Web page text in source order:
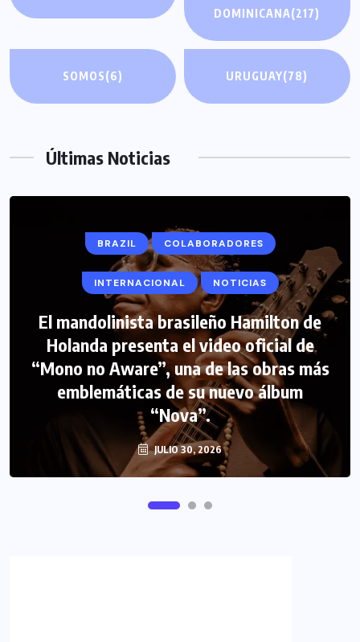
DOMINICANA(217)
SOMOS(6) URUGUAY(78)
Últimas Noticias
BRAZIL COLABORADORES
INTERNACIONAL NOTICIAS
El mandolinista brasileño Hamilton de
Holanda presenta el video oficial de
“Mono no Aware”, una de las obras más
emblemáticas de su nuevo álbum
“Nova”.
JULIO 30, 2026
COLABORADORES INTERNACIONAL
NOTICIAS PERIODISMO TURISTICO
FIPETUR se solidariza con Venezuela
JUNIO 29, 2026